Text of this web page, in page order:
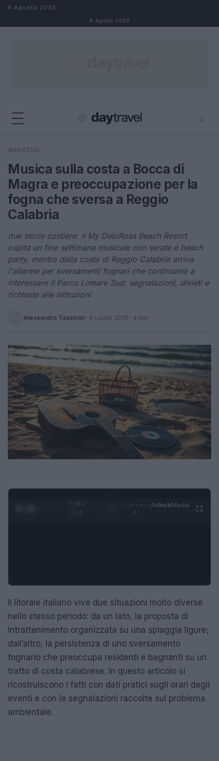
Salta al contenuto
8 Agosto 2026
8 Agosto 2026
⌕
Cerca
WEEKEND
Musica sulla costa a Bocca di
Magra e preoccupazione per la
fogna che sversa a Reggio
Calabria
due storie costiere: il My DebiRoss Beach Resort
ospita un fine settimana musicale con serate e beach
party, mentre dalla costa di Reggio Calabria arriva
l'allarme per sversamenti fognari che continuano a
interessare il Parco Lineare Sud; segnalazioni, divieti e
richieste alle istituzioni
Alessandro Tassinari · 6 Luglio 2026 · 4 min
0:29 /
1:20
AdhubMedia
Il litorale italiano vive due situazioni molto diverse
nello stesso periodo: da un lato, la proposta di
intrattenimento organizzata su una spiaggia ligure;
dall’altro, la persistenza di uno sversamento
fognario che preoccupa residenti e bagnanti su un
tratto di costa calabrese. In questo articolo si
ricostruiscono i fatti con dati pratici sugli orari degli
eventi e con le segnalazioni raccolte sul problema
ambientale.